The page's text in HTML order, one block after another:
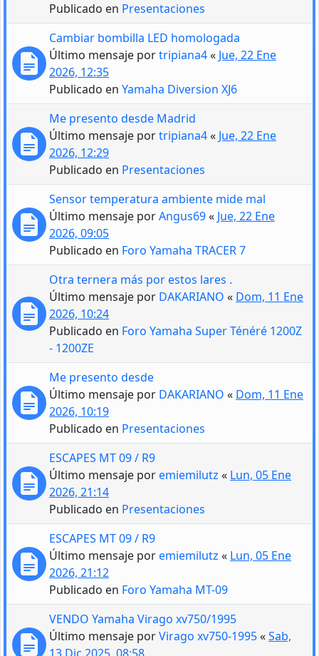
Publicado en Presentaciones
Cambiar bombilla LED homologada
Último mensaje portripiana4« Jue, 22 Ene
2026, 12:35
Publicado en Yamaha Diversion XJ6
Me presento desde Madrid
Último mensaje portripiana4« Jue, 22 Ene
2026, 12:29
Publicado en Presentaciones
Sensor temperatura ambiente mide mal
Último mensaje porAngus69« Jue, 22 Ene
2026, 09:05
Publicado en Foro Yamaha TRACER 7
Otra ternera más por estos lares .
Último mensaje por DAKARIANO « Dom, 11 Ene
2026, 10:24
Publicado en Foro Yamaha Super Ténéré 1200Z
- 1200ZE
Me presento desde
Último mensaje por DAKARIANO « Dom, 11 Ene
2026, 10:19
Publicado en Presentaciones
ESCAPES MT 09 / R9
Último mensaje poremiemilutz « Lun, 05 Ene
2026, 21:14
Publicado en Presentaciones
ESCAPES MT 09 / R9
Último mensaje poremiemilutz « Lun, 05 Ene
2026, 21:12
Publicado en Foro Yamaha MT-09
VENDO Yamaha Virago xv750/1995
Último mensaje porVirago xv750-1995«Sab,